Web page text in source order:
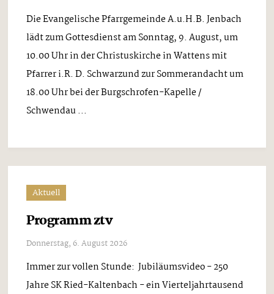
Die Evangelische Pfarrgemeinde A.u.H.B. Jenbach
lädt zum Gottesdienst am Sonntag, 9. August, um
10.00 Uhr in der Christuskirche in Wattens mit
Pfarrer i.R. D. Schwarzund zur Sommerandacht um
18.00 Uhr bei der Burgschrofen-Kapelle /
Schwendau ...
Aktuell
Programm ztv
Donnerstag, 6. August 2026
Immer zur vollen Stunde: Jubiläumsvideo - 250
Jahre SK Ried-Kaltenbach - ein Vierteljahrtausend